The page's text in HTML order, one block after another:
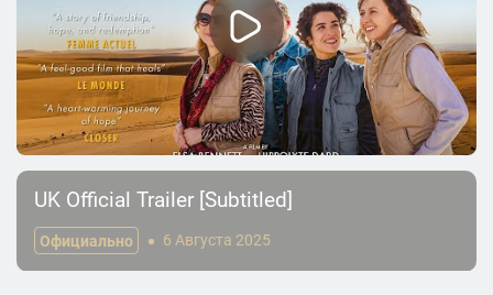
UK Official Trailer [Subtitled]
Официально 6 Августа 2025